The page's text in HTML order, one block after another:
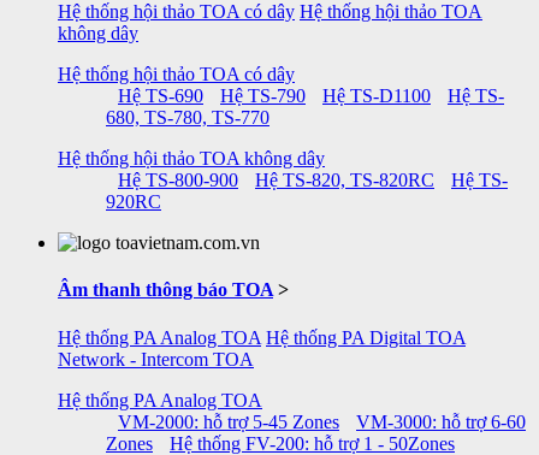
Hệ thống hội thảo TOA có dây Hệ thống hội thảo TOA
không dây
Hệ thống hội thảo TOA có dây
Hệ TS-690
Hệ TS-790 Hệ TS-D1100
Hệ TS-
680, TS-780, TS-770
Hệ thống hội thảo TOA không dây
Hệ TS-800-900
Hệ TS-820, TS-820RC
Hệ TS-
920RC
Âm thanh thông báo TOA >
Hệ thống PA Analog TOA Hệ thống PA Digital TOA
Network - Intercom TOA
Hệ thống PA Analog TOA
VM-2000: hỗ trợ 5-45 Zones
VM-3000: hỗ trợ 6-60
Zones
Hệ thống FV-200: hỗ trợ 1 - 50Zones